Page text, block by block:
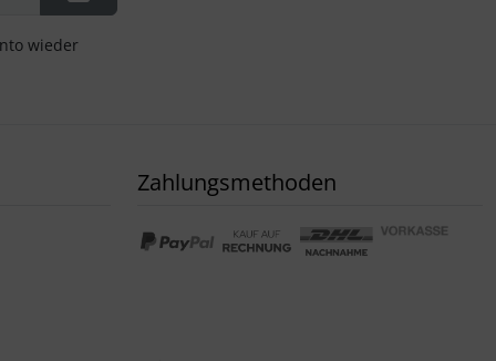
wieder
Zahlungsmethoden